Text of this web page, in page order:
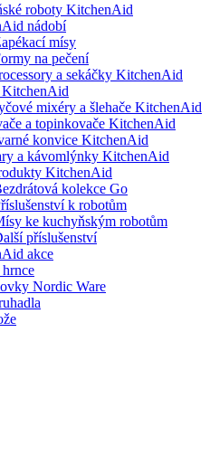
roboty KitchenAid
nádobí
mísy
na pečení
a sekáčky KitchenAid
mixéry a šlehače KitchenAid
a topinkovače KitchenAid
konvice KitchenAid
a kávomlýnky KitchenAid
KitchenAid
kolekce Go
k robotům
ke kuchyňským robotům
příslušenství
akce
Nordic Ware